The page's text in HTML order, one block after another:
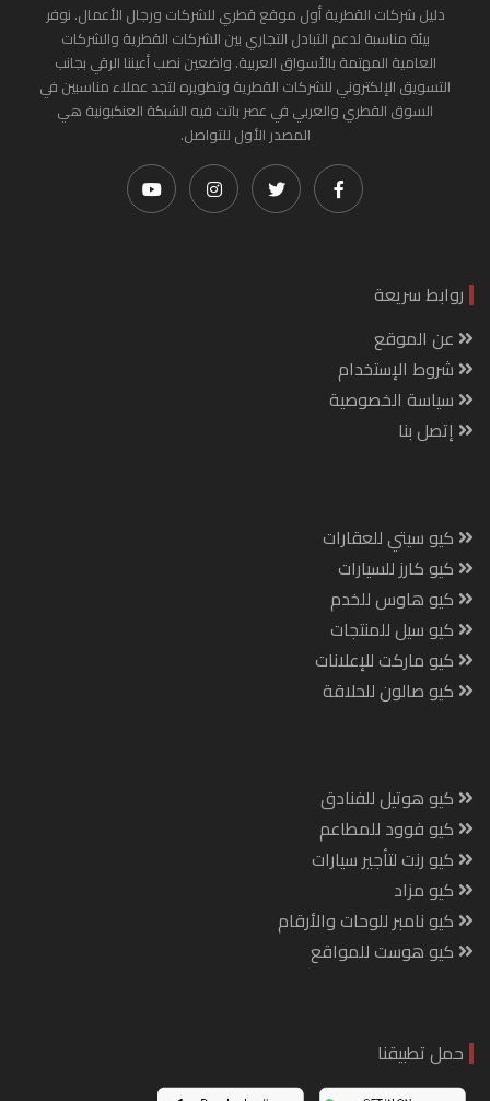
دليل شركات القطرية أول موقع قطري للشركات ورجال الأعمال. نوفر
بيئة مناسبة لدعم التبادل التجاري بين الشركات القطرية والشركات
العامية المهتمة بالأسواق العربية. واضعين نصب أعيننا الرقي بجانب
التسويق الإلكتروني للشركات القطرية وتطويره لتجد عملاء مناسبين في
السوق القطري والعربي في عصر باتت فيه الشبكة العنكبونية هي
المصدر الأول للتواصل.
روابط سريعة
عن الموقع
شروط الإستخدام
سياسة الخصوصية
إتصل بنا
كيو سيتي للعقارات
كيو كارز للسيارات
كيو هاوس للخدم
كيو سيل للمنتجات
كيو ماركت للإعلانات
كيو صالون للحلاقة
كيو هوتيل للفنادق
كيو فوود للمطاعم
كيو رنت لتأجير سيارات
كيو مزاد
كيو نامبر للوحات والأرقام
كيو هوست للمواقع
حمل تطبيقنا